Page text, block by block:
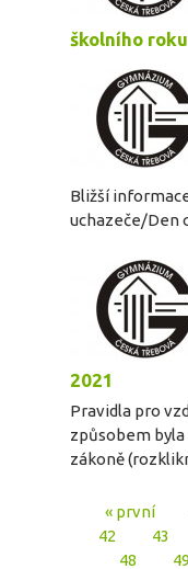
školního roku
Bližší
uchazeče/Den
2021
Pravidla pro
způsobem
zákoně
Stránky
« první
42
43
48